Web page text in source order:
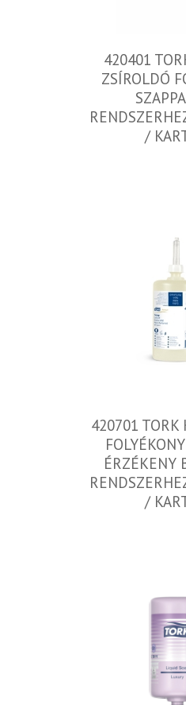
420401
ZSÍROLDÓ
/
420701 TORK
ÉRZÉKENY
/